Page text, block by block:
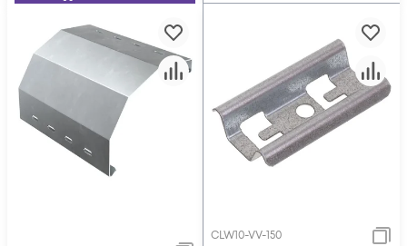
CLW10-VV-150